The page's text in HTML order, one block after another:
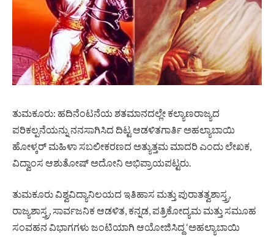
ತುಮಕೂರು: ಹದಿನೆಂಟನೆಯ ಶತಮಾನದಲ್ಲೇ ಕಲ್ಯಾಣರಾಜ್ಯದ
ಪರಿಕಲ್ಪನೆಯನ್ನು ನನಸಾಗಿಸಿದ ದಿಟ್ಟ ಆಡಳಿತಗಾರ್ತಿ ಅಹಲ್ಯಾಬಾಯಿ
ಹೋಳ್ಕರ್ ಮಹಿಳಾ ಸಬಲೀಕರಣದ ಅತ್ಯುತ್ತಮ ಮಾದರಿ ಎಂದು ಲೇಖಕ,
ವಿದ್ವಾಂಸ ಆಶುತೋಷ್ ಅದೋನಿ ಅಭಿಪ್ರಾಯಪಟ್ಟರು.
ತುಮಕೂರು ವಿಶ್ವವಿದ್ಯಾನಿಲಯದ ಇತಿಹಾಸ ಮತ್ತು ಪುರಾತತ್ವಶಾಸ್ತ್ರ,
ರಾಜ್ಯಶಾಸ್ತ್ರ, ಸಾರ್ವಜನಿಕ ಆಡಳಿತ, ಕನ್ನಡ, ಪತ್ರಿಕೋದ್ಯಮ ಮತ್ತು ಸಮೂಹ
ಸಂವಹನ ವಿಭಾಗಗಳು ಜಂಟಿಯಾಗಿ ಆಯೋಜಿಸಿದ್ದ ‘ಅಹಲ್ಯಾಬಾಯಿ